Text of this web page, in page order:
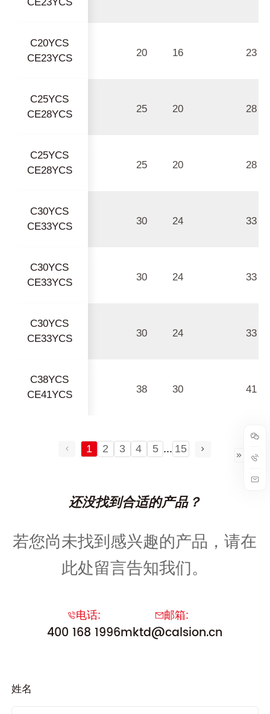
CE23YCS
C20YCS
CE23YCS
20 16 23
C25YCS
CE28YCS
25 20 28
C25YCS
CE28YCS
25 20 28
C30YCS
CE33YCS
30 24 33
C30YCS
CE33YCS
30 24 33
C30YCS
CE33YCS
30 24 33
C38YCS
CE41YCS
38 30 41
1 2 3 4 5 ... 15
还没找到合适的产品？
若您尚未找到感兴趣的产品，请在
此处留言告知我们。
电话:
400 168 1996
邮箱:
mktd@calsion.cn
姓名